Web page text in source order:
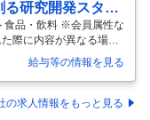
研究開発スタッ
食品・飲料 ※会員属性な
際に内容が異なる場合
世界中のひとに届ける」
ーヒーの力を探究す
ションを達成するため、
をもって、コーヒーの
給与等の情報を見る
の求人情報をもっと見る